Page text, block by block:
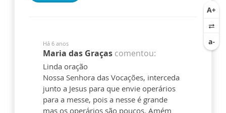
Há 6 anos
Maria das Graças comentou:
Linda oração
Nossa Senhora das Vocações, interceda
junto a Jesus para que envie operários
para a messe, pois a nesse é grande
mas os operários são poucos. Amém